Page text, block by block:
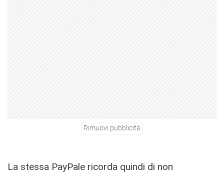
Rimuovi pubblicità
La stessa PayPale ricorda quindi di non